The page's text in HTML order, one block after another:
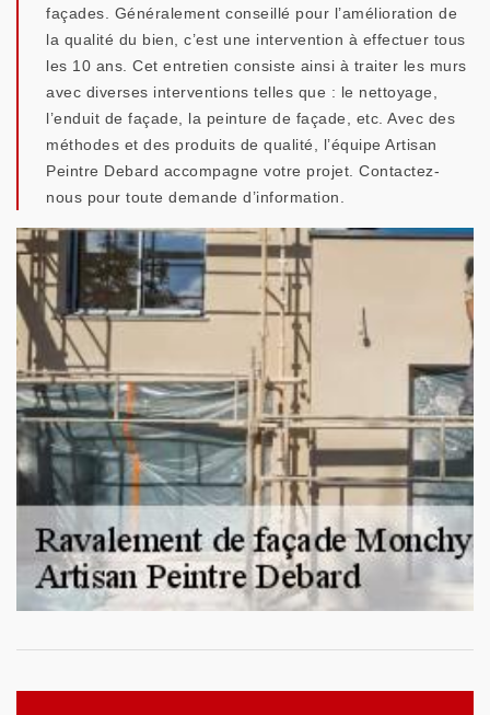
façades. Généralement conseillé pour l’amélioration de
la qualité du bien, c’est une intervention à effectuer tous
les 10 ans. Cet entretien consiste ainsi à traiter les murs
avec diverses interventions telles que : le nettoyage,
l’enduit de façade, la peinture de façade, etc. Avec des
méthodes et des produits de qualité, l’équipe Artisan
Peintre Debard accompagne votre projet. Contactez-
nous pour toute demande d’information.